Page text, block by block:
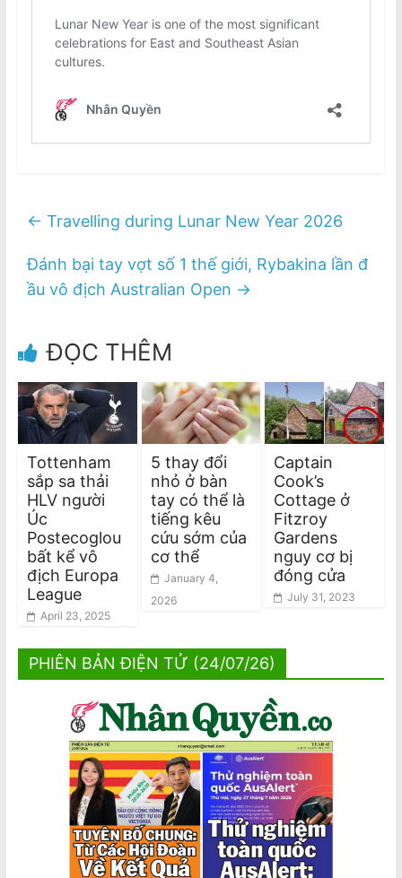
← Travelling during Lunar New Year 2026
Đánh bại tay vợt số 1 thế giới, Rybakina lần đ
ầu vô địch Australian Open →
ĐỌC THÊM
Tottenham
sắp sa thải
HLV người
Úc
Postecoglou
bất kể vô
địch Europa
League
April 23, 2025
5 thay đổi
nhỏ ở bàn
tay có thể là
tiếng kêu
cứu sớm của
cơ thể
January 4,
2026
Captain
Cook’s
Cottage ở
Fitzroy
Gardens
nguy cơ bị
đóng cửa
July 31, 2023
PHIÊN BẢN ĐIỆN TỬ (24/07/26)